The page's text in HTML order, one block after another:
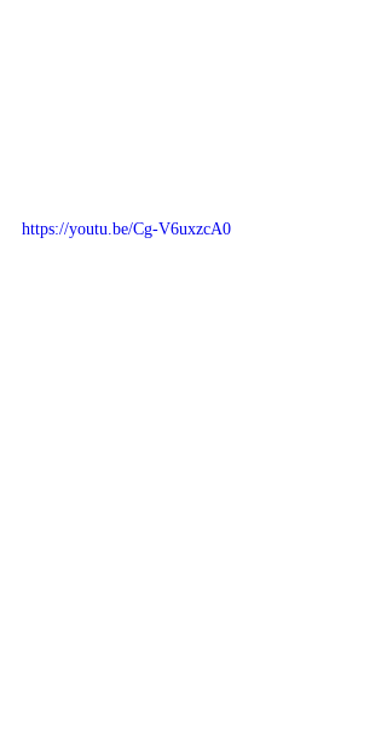
https://youtu.be/Cg-V6uxzcA0